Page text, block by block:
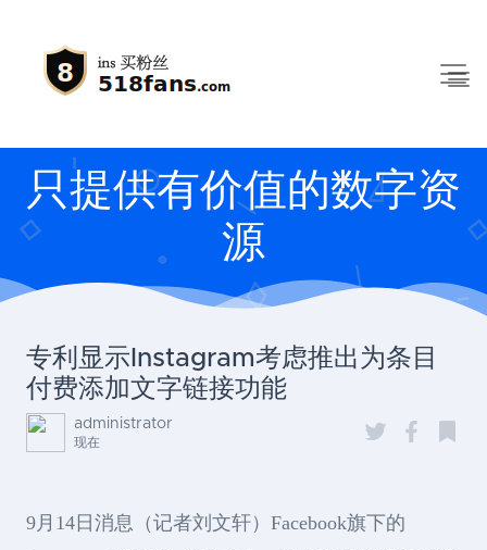
只提供有价值的数字资
源
专利显示Instagram考虑推出为条目
付费添加文字链接功能
administrator
现在
9月14日消息（记者刘文轩）Facebook旗下的